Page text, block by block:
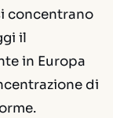
concentrano
il
in Europa
di